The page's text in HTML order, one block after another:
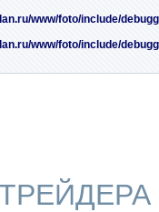
www/foto/include/
www/foto/include/